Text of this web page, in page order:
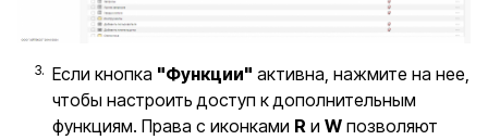
Если кнопка "Функции" активна, нажмите на нее,
чтобы настроить доступ к дополнительным
функциям. Права с иконками R и W позволяют